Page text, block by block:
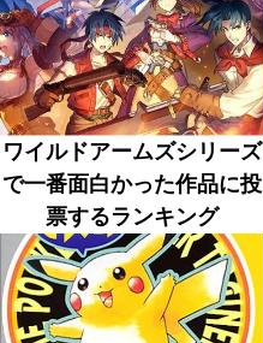
ワイルドアームズシリーズ
で一番面白かった作品に投
票するランキング